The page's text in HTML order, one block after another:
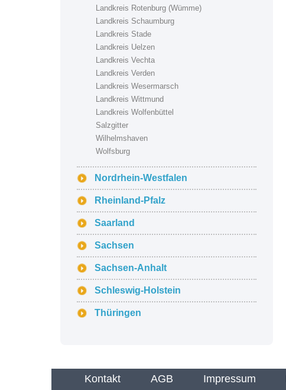
Landkreis Rotenburg (Wümme)
Landkreis Schaumburg
Landkreis Stade
Landkreis Uelzen
Landkreis Vechta
Landkreis Verden
Landkreis Wesermarsch
Landkreis Wittmund
Landkreis Wolfenbüttel
Salzgitter
Wilhelmshaven
Wolfsburg
Nordrhein-Westfalen
Rheinland-Pfalz
Saarland
Sachsen
Sachsen-Anhalt
Schleswig-Holstein
Thüringen
Kontakt AGB Impressum